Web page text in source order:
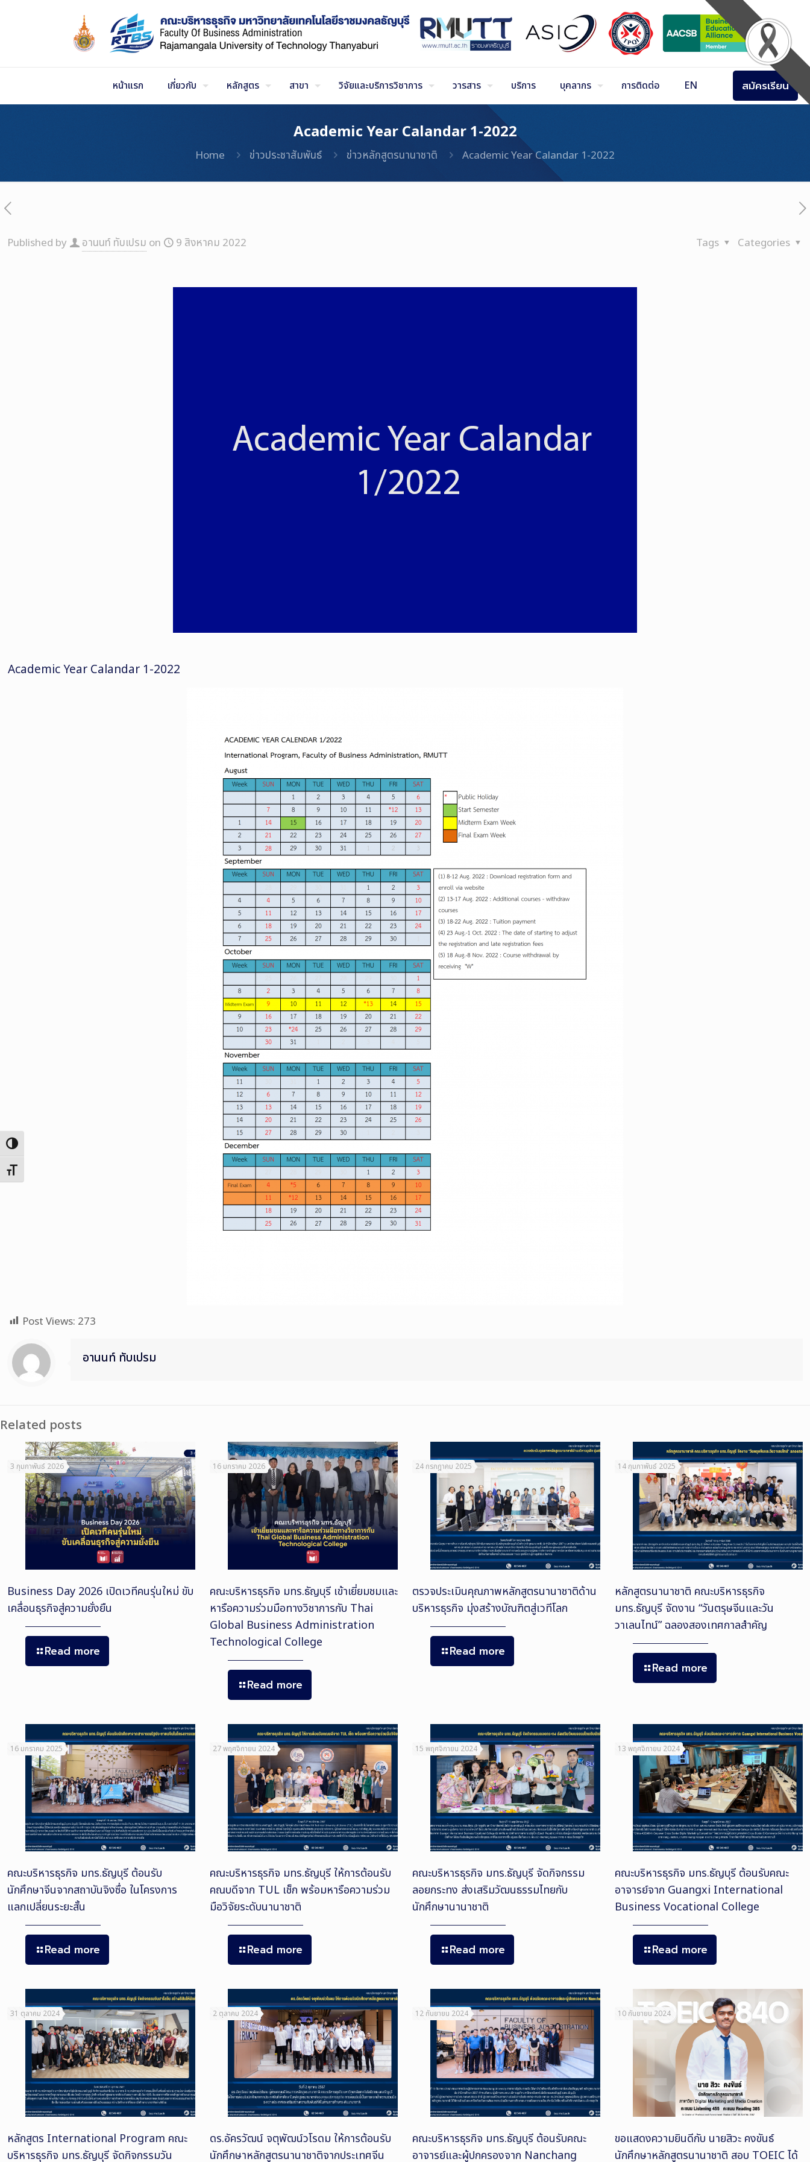
Toggle High Contrast
Toggle Font size
หน้าแรก เกี่ยวกับ หลักสูตร สาขา วิจัยและบริการวิชาการ วารสาร บริการ บุคลากร การติดต่อ EN สมัครเรียน
Academic Year Calandar 1-2022
Home ข่าวประชาสัมพันธ์ ข่าวหลักสูตรนานาชาติ Academic Year Calandar 1-2022
Published by อานนท์ ทับเปรม on 9 สิงหาคม 2022 Categories
Tags
Academic Year Calandar 1-2022
Post Views: 273
อานนท์ ทับเปรม
Related posts
3 กุมภาพันธ์ 2026
Business Day 2026 เปิดเวทีคนรุ่นใหม่ ขับ
เคลื่อนธุรกิจสู่ความยั่งยืน
Read more
16 มกราคม 2026
คณะบริหารธุรกิจ มทร.ธัญบุรี เข้าเยี่ยมชมและ
หารือความร่วมมือทางวิชาการกับ Thai
Global Business Administration
Technological College
Read more
24 กรกฎาคม 2025
ตรวจประเมินคุณภาพหลักสูตรนานาชาติด้าน
บริหารธุรกิจ มุ่งสร้างบัณฑิตสู่เวทีโลก
Read more
14 กุมภาพันธ์ 2025
หลักสูตรนานาชาติ คณะบริหารธุรกิจ
มทร.ธัญบุรี จัดงาน “วันตรุษจีนและวัน
วาเลนไทน์” ฉลองสองเทศกาลสำคัญ
Read more
16 มกราคม 2025
คณะบริหารธุรกิจ มทร.ธัญบุรี ต้อนรับ
นักศึกษาจีนจากสถาบันจิงซื่อ ในโครงการ
แลกเปลี่ยนระยะสั้น
Read more
27 พฤศจิกายน 2024
คณะบริหารธุรกิจ มทร.ธัญบุรี ให้การต้อนรับ
คณบดีจาก TUL เช็ก พร้อมหารือความร่วม
มือวิจัยระดับนานาชาติ
Read more
15 พฤศจิกายน 2024
คณะบริหารธุรกิจ มทร.ธัญบุรี จัดกิจกรรม
ลอยกระทง ส่งเสริมวัฒนธรรมไทยกับ
นักศึกษานานาชาติ
Read more
13 พฤศจิกายน 2024
คณะบริหารธุรกิจ มทร.ธัญบุรี ต้อนรับคณะ
อาจารย์จาก Guangxi International
Business Vocational College
Read more
31 ตุลาคม 2024
หลักสูตร International Program คณะ
บริหารธุรกิจ มทร.ธัญบุรี จัดกิจกรรมวัน
2 ตุลาคม 2024
ดร.อัครวัฒน์ จตุพัฒน์วโรดม ให้การต้อนรับ
นักศึกษาหลักสูตรนานาชาติจากประเทศจีน
12 กันยายน 2024
คณะบริหารธุรกิจ มทร.ธัญบุรี ต้อนรับคณะ
อาจารย์และผู้ปกครองจาก Nanchang
10 กันยายน 2024
ขอแสดงความยินดีกับ นายสิวะ คงขันธ์
นักศึกษาหลักสูตรนานาชาติ สอบ TOEIC ได้